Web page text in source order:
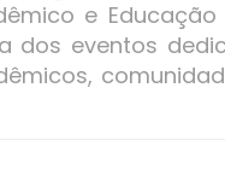
e Educação
dos eventos